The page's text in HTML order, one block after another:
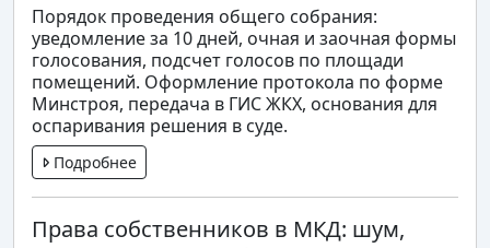
Порядок проведения общего собрания:
уведомление за 10 дней, очная и заочная формы
голосования, подсчет голосов по площади
помещений. Оформление протокола по форме
Минстроя, передача в ГИС ЖКХ, основания для
оспаривания решения в суде.
Подробнее
Права собственников в МКД: шум,